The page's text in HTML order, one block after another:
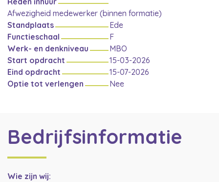
Afwezigheid medewerker (binnen formatie)
Standplaats
Ede
Functieschaal
F
Werk- en denkniveau
MBO
Start opdracht
15-03-2026
Eind opdracht
15-07-2026
Optie tot verlengen
Nee
Bedrijfsinformatie
Wie zijn wij: